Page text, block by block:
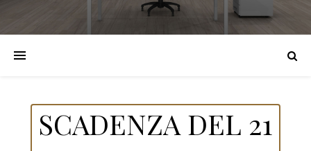
SCADENZA DEL 21